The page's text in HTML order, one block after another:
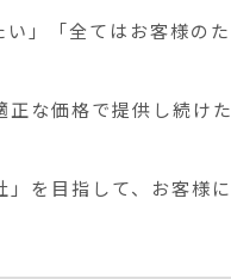
」「全てはお客様の
な価格で提供し続け
を目指して、お客様